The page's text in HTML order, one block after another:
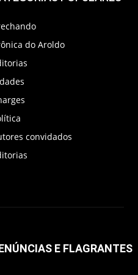
do Aroldo
convidados
E FLAGRANTES